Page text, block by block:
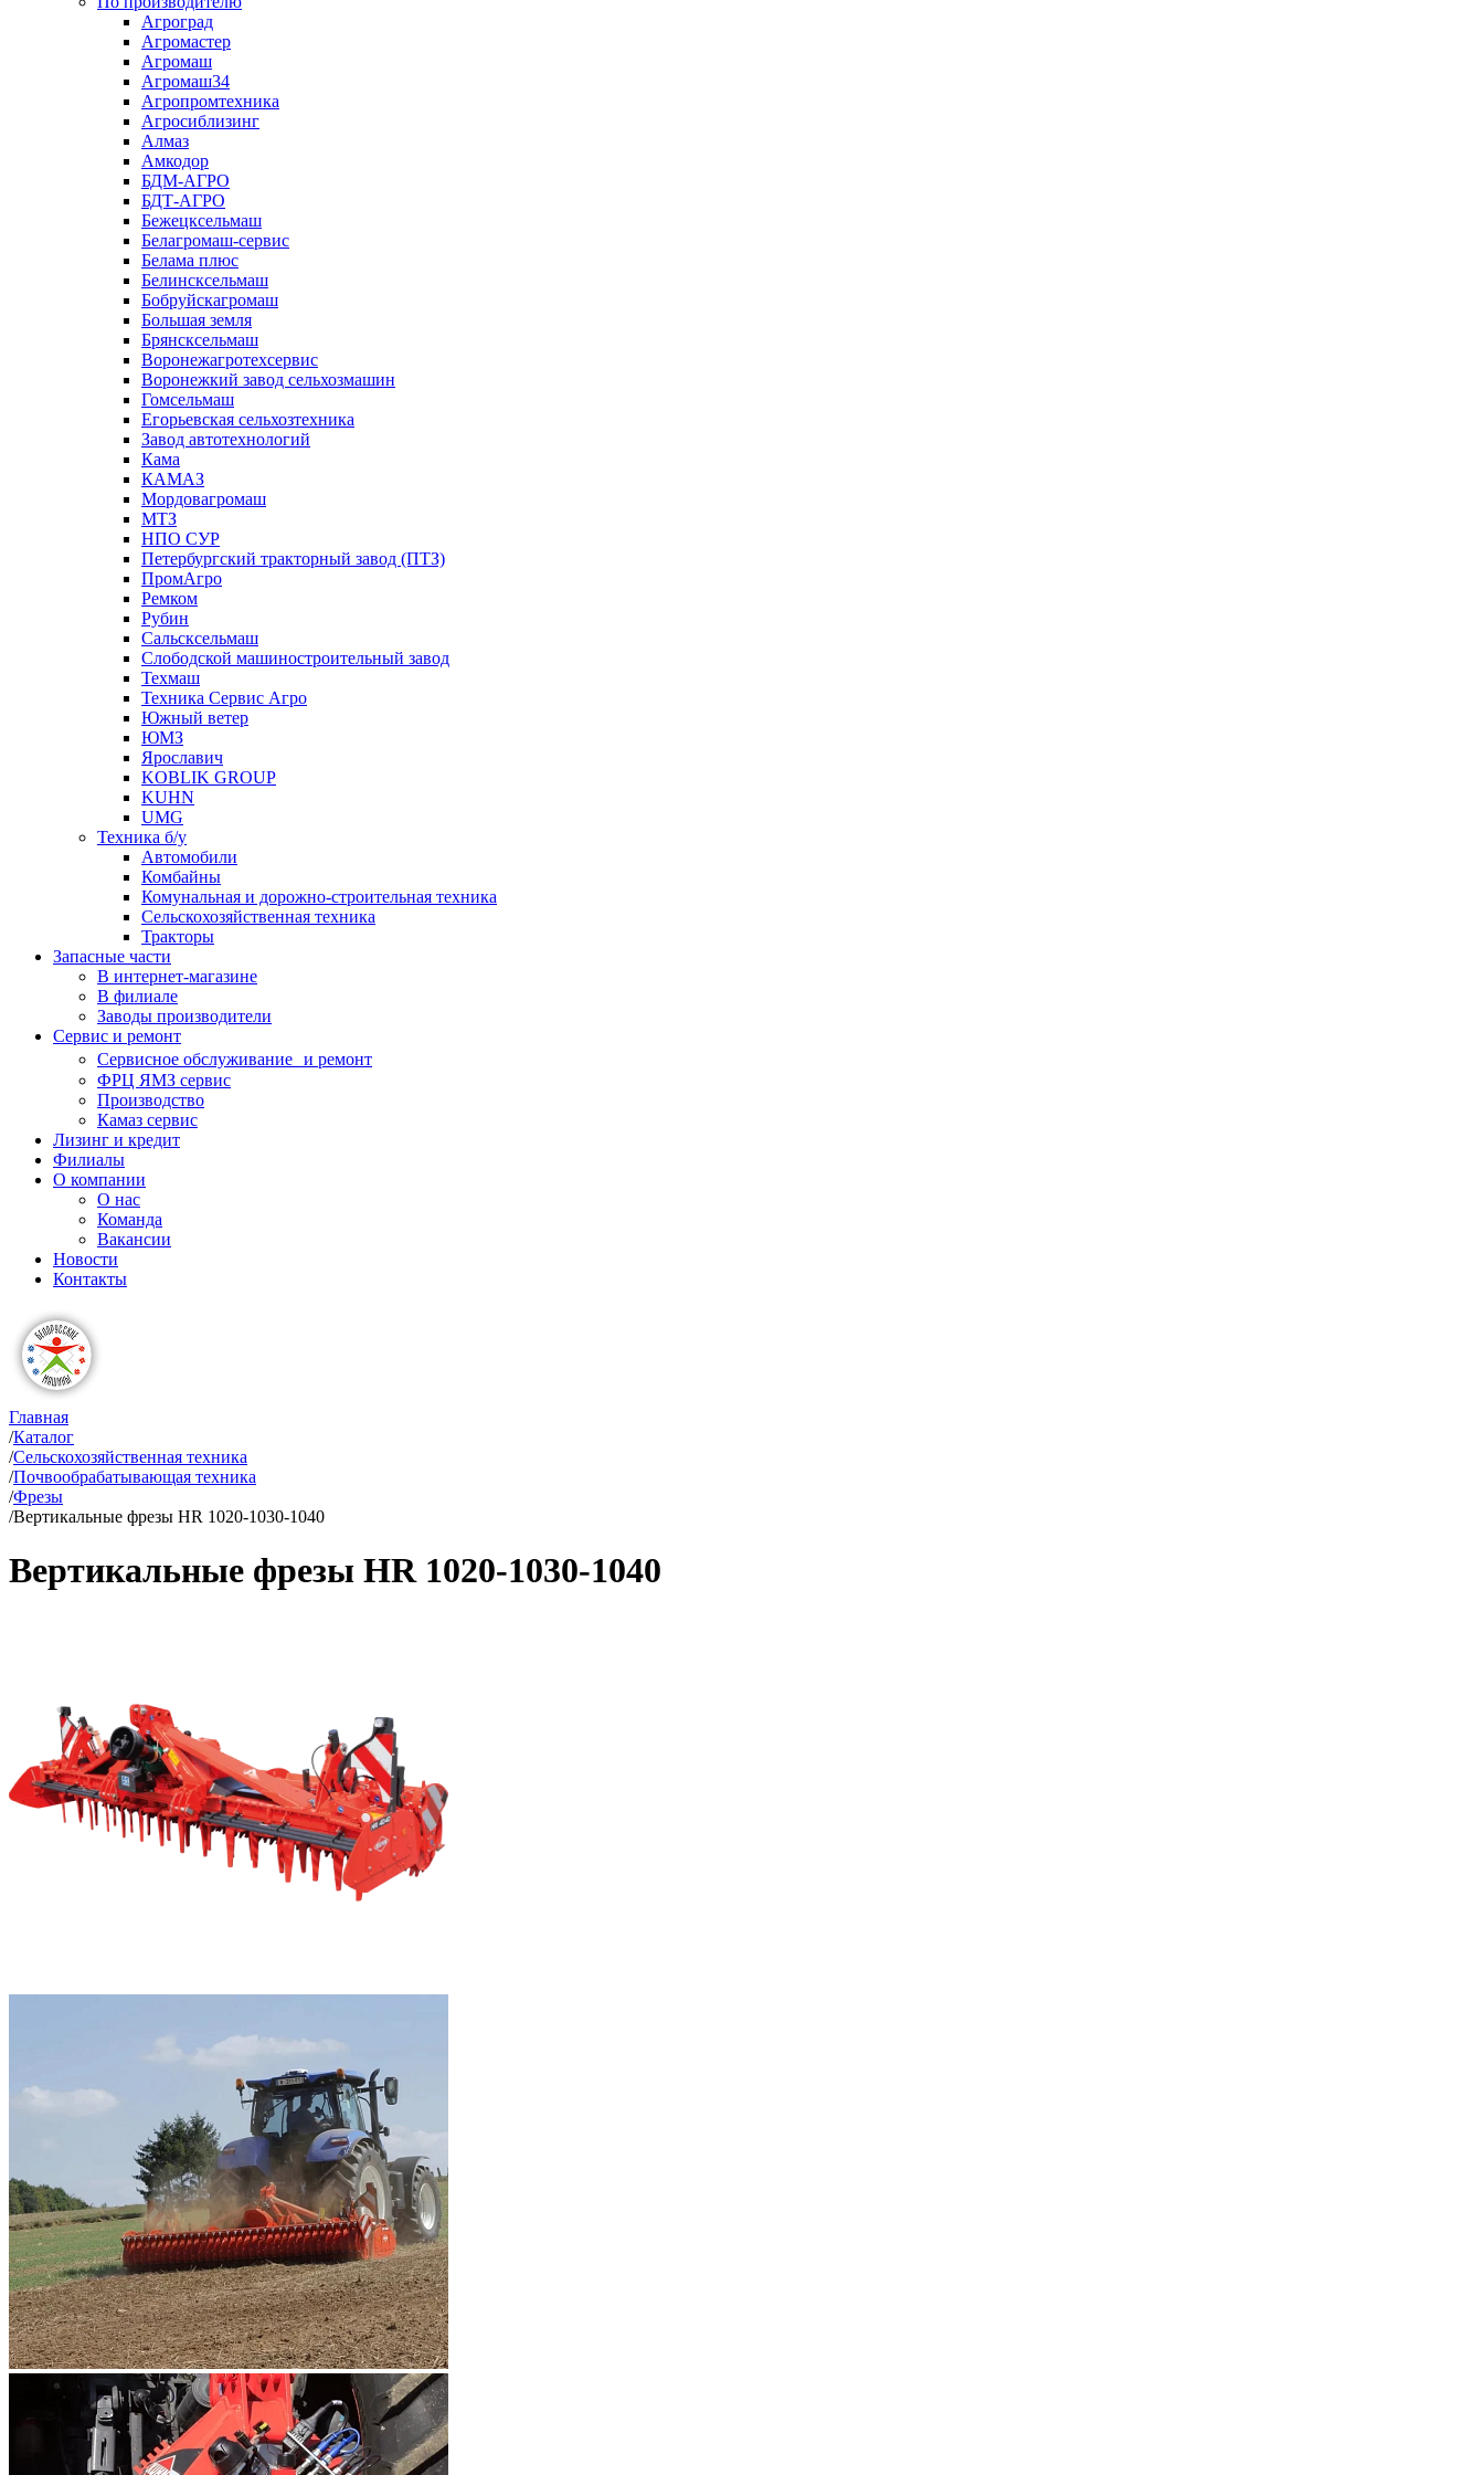
Агроград
Агромастер
Агромаш
Агромаш34
Агропромтехника
Агросиблизинг
Алмаз
Амкодор
БДМ-АГРО
БДТ-АГРО
Бежецксельмаш
Белагромаш-сервис
Белама плюс
Белинсксельмаш
Бобруйскагромаш
Большая земля
Брянсксельмаш
Воронежагротехсервис
Воронежкий завод сельхозмашин
Гомсельмаш
Егорьевская сельхозтехника
Завод автотехнологий
Кама
КАМАЗ
Мордовагромаш
МТЗ
НПО СУР
Петербургский тракторный завод (ПТЗ)
ПромАгро
Ремком
Рубин
Сальскcельмаш
Слободской машиностроительный завод
Техмаш
Техника Сервис Агро
Южный ветер
ЮМЗ
Ярославич
KOBLIK GROUP
KUHN
UMG
Техника б/у
Автомобили
Комбайны
Комунальная и дорожно-строительная техника
Сельскохозяйственная техника
Тракторы
Запасные части
В интернет-магазине
В филиале
Заводы производители
Сервис и ремонт
Сервисное обслуживание и ремонт
ФРЦ ЯМЗ сервис
Производство
Камаз сервис
Лизинг и кредит
Филиалы
О компании
О нас
Команда
Вакансии
Новости
Контакты
Главная
/Каталог
/Сельскохозяйственная техника
/Почвообрабатывающая техника
/Фрезы
/Вертикальные фрезы HR 1020-1030-1040
Вертикальные фрезы HR 1020-1030-1040